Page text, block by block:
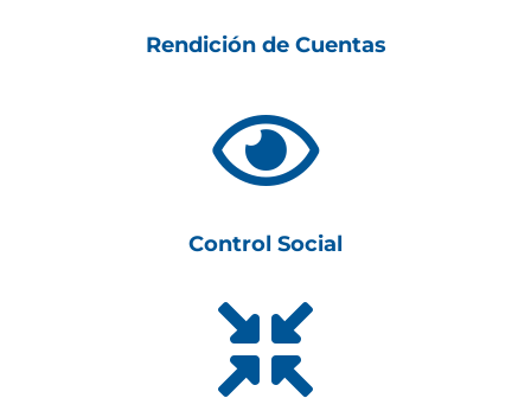
Rendición de Cuentas

Control Social
